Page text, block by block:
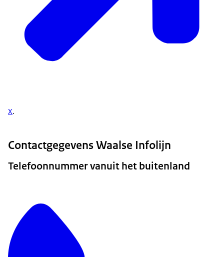
X.
Contactgegevens Waalse Infolijn
Telefoonnummer vanuit het buitenland